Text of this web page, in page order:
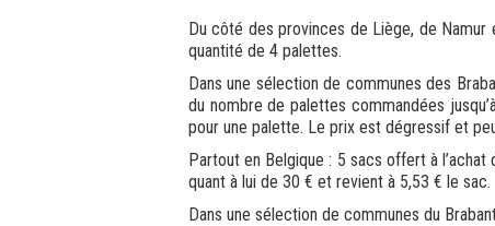
Du côté des provinces de Liège, de
quantité de 4 palettes.
Dans une sélection de communes des
du nombre de palettes commandées
pour une palette. Le prix est dégressif et
Partout en Belgique : 5 sacs offert à
quant à lui de 30 € et revient à 5,53 € le sac.
Dans une sélection de communes du